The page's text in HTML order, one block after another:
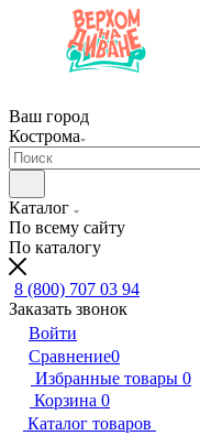
Ваш город
Кострома
Каталог
По всему сайту
По каталогу
8 (800) 707 03 94
Заказать звонок
Войти
Сравнение0
Избранные товары 0
Корзина 0
Каталог товаров